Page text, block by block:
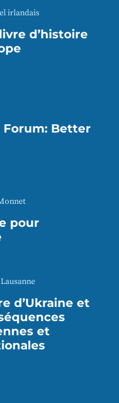
irlandais
d’histoire
Forum: Better
pour
d’Ukraine et
et